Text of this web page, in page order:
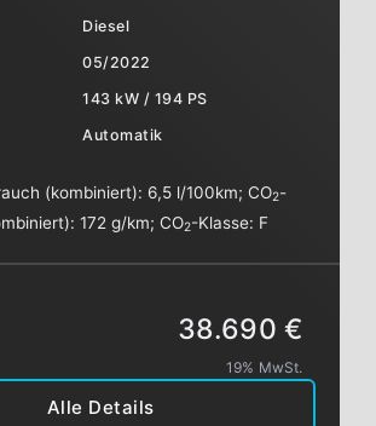
Diesel
05/2022
143 kW / 194 PS
Automatik
(kombiniert): 6,5 l/100km;CO2-
172 g/km;CO2-Klasse: F
Alle Details
38.690 €
19% MwSt.